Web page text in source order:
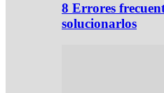
8 Errores
solucionarlos